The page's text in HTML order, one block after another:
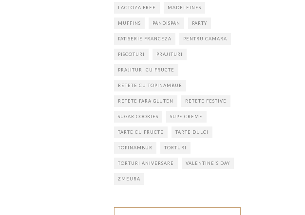
LACTOZA FREE MADELEINES
MUFFINS PANDISPAN PARTY
PATISERIE FRANCEZA PENTRU CAMARA
PISCOTURI PRAJITURI
PRAJITURI CU FRUCTE
RETETE CU TOPINAMBUR
RETETE FARA GLUTEN RETETE FESTIVE
SUGAR COOKIES SUPE CREME
TARTE CU FRUCTE TARTE DULCI
TOPINAMBUR TORTURI
TORTURI ANIVERSARE VALENTINE'S DAY
ZMEURA